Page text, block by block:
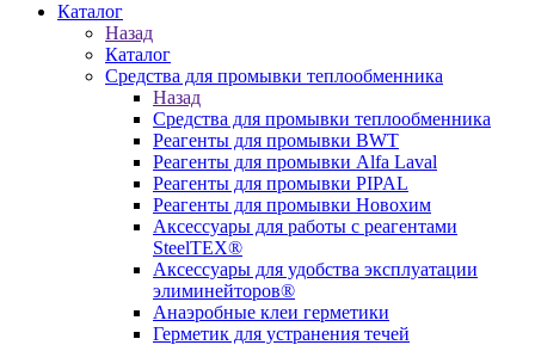
Каталог
Назад
Каталог
Средства для промывки теплообменника
Назад
Средства для промывки теплообменника
Реагенты для промывки BWT
Реагенты для промывки Alfa Laval
Реагенты для промывки PIPAL
Реагенты для промывки Новохим
Аксессуары для работы с реагентами
SteelTEX®
Аксессуары для удобства эксплуатации
элиминейторов®
Анаэробные клеи герметики
Герметик для устранения течей